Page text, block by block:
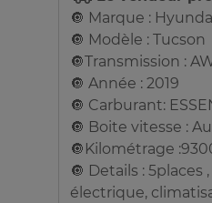
🔘 Marque :
🔘 Modèle : Tucson
🔘Transmission :
🔘 Année : 2019
🔘 Carburant:
🔘 Boite vitesse :
🔘Kilométrage
🔘 Details :
électrique,